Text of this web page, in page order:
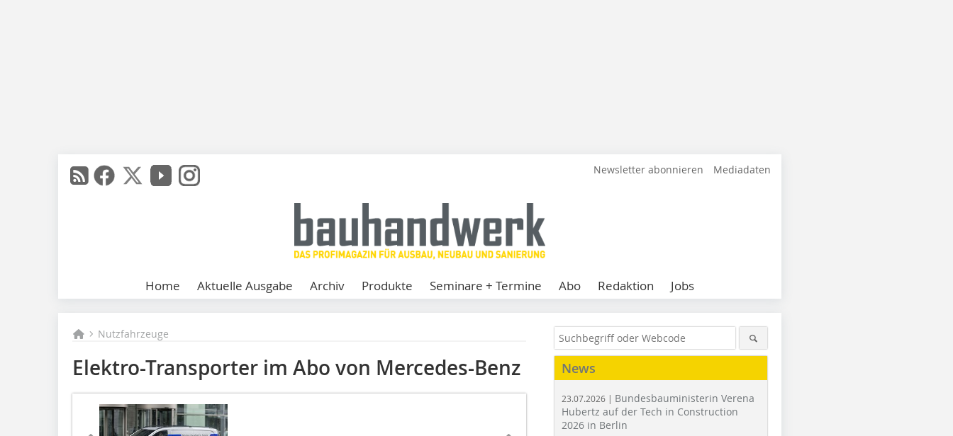
Newsletter abonnieren Mediadaten
Home Aktuelle Ausgabe Archiv Produkte Seminare + Termine Abo Redaktion Jobs
Nutzfahrzeuge
Elektro-Transporter im Abo von Mercedes-Benz News
23.07.2026 | Bundesbauministerin Verena
Hubertz auf der Tech in Construction
2026 in Berlin